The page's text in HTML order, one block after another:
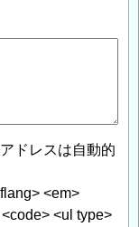
ドレスは自動的
<em>
<ul type>